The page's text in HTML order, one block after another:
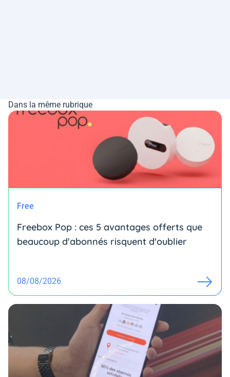
Dans la même rubrique
Free
Freebox Pop : ces 5 avantages offerts que
beaucoup d'abonnés risquent d'oublier
08/08/2026